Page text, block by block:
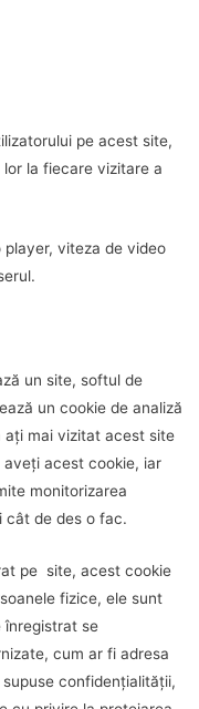
pe acest site,
la fiecare vizitare a
player, viteza de video
un site, softul de
un cookie de analiză
ați mai vizitat acest site
aveți acest cookie, iar
monitorizarea
cât de des o fac.
pe site, acest cookie
fizice, ele sunt
înregistrat se
cum ar fi adresa
confidențialității,